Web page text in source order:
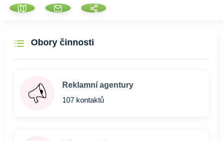
Obory činnosti
Reklamní agentury
107 kontaktů